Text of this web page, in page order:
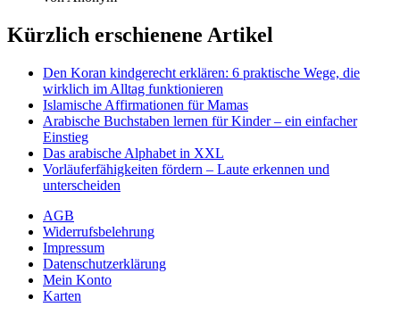
Kürzlich erschienene Artikel
Den Koran kindgerecht erklären: 6 praktische Wege, die
wirklich im Alltag funktionieren
Islamische Affirmationen für Mamas
Arabische Buchstaben lernen für Kinder – ein einfacher
Einstieg
Das arabische Alphabet in XXL
Vorläuferfähigkeiten fördern – Laute erkennen und
unterscheiden
AGB
Widerrufsbelehrung
Impressum
Datenschutzerklärung
Mein Konto
Karten